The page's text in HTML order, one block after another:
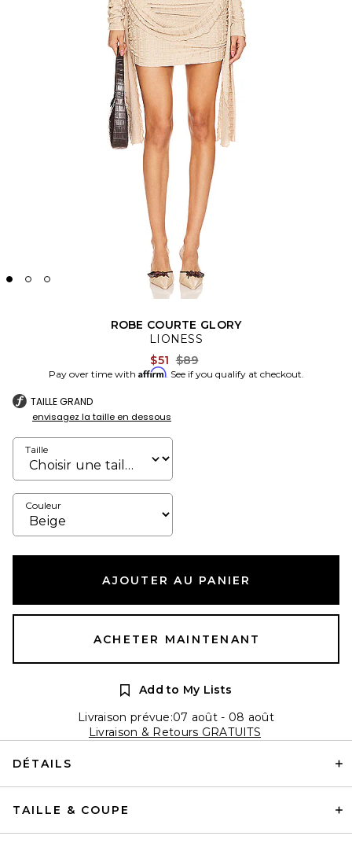
ROBE COURTE GLORY
LIONESS
$51 Previous price:
$89
Pay over time with Affirm. See if you qualify at checkout.
TAILLE GRAND
envisagez la taille en dessous
Taille
Couleur
AJOUTER AU PANIER
ACHETER MAINTENANT
Add to My Lists
Livraison prévue:07 août - 08 août
Livraison & Retours GRATUITS
DÉTAILS
TAILLE & COUPE